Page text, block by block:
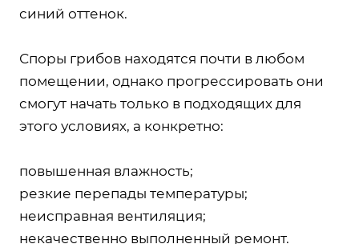
синий оттенок.
Споры грибов находятся почти в любом
помещении, однако прогрессировать они
смогут начать только в подходящих для
этого условиях, а конкретно:
повышенная влажность;
резкие перепады температуры;
неисправная вентиляция;
некачественно выполненный ремонт.